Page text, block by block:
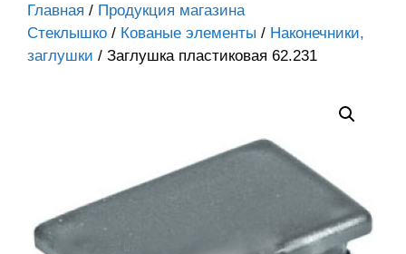
Главная / Продукция магазина
Стеклышко / Кованые элементы / Наконечники,
заглушки / Заглушка пластиковая 62.231